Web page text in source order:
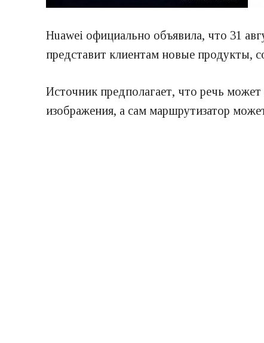
Huawei официально объявила, что 31
представит клиентам новые продукты,
Источник предполагает, что речь
изображения, а сам маршрутизатор